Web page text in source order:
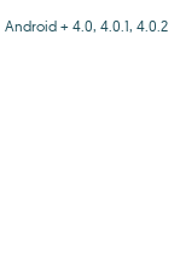
Android + 4.0, 4.0.1, 4.0.2